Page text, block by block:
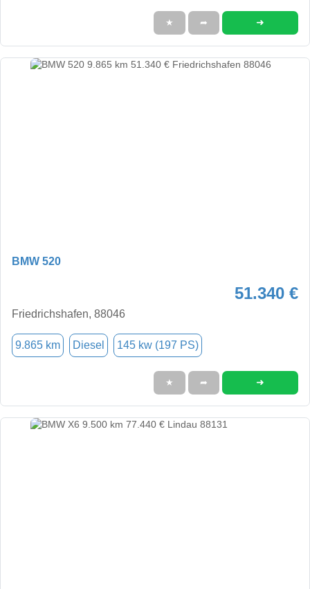
★ ➦ ➜
BMW 520
51.340 €
Friedrichshafen, 88046
9.865 km Diesel 145 kw (197 PS)
★ ➦ ➜